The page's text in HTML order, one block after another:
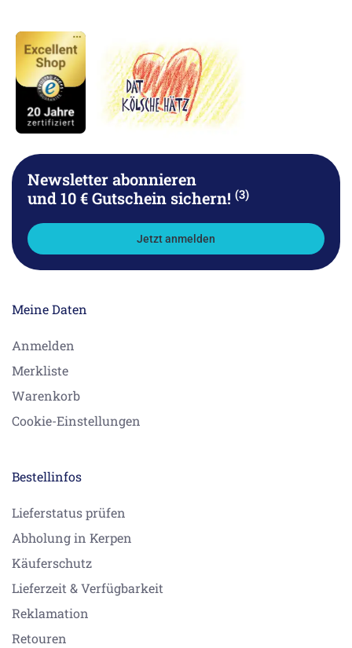
Newsletter abonnieren
und 10 € Gutschein sichern! (3)
Jetzt anmelden
Meine Daten
Anmelden
Merkliste
Warenkorb
Cookie-Einstellungen
Bestellinfos
Lieferstatus prüfen
Abholung in Kerpen
Käuferschutz
Lieferzeit & Verfügbarkeit
Reklamation
Retouren